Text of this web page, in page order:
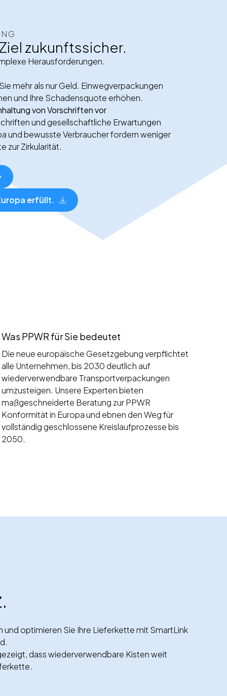
zukunftssicher.
Herausforderungen.
mehr als nur Geld. Einwegverpackungen
und Ihre Schadensquote erhöhen.
von Vorschriften vor
und gesellschaftliche Erwartungen
und bewusste Verbraucher fordern weniger
zur Zirkularität.
erfüllt.
Was PPWR für Sie bedeutet
Die neue europäische Gesetzgebung verpflichtet
alle Unternehmen, bis 2030 deutlich auf
wiederverwendbare Transportverpackungen
umzusteigen. Unsere Experten bieten
maßgeschneiderte Beratung zur PPWR
Konformität in Europa und ebnen den Weg für
vollständig geschlossene Kreislaufprozesse bis
2050.
und optimieren Sie Ihre Lieferkette mit SmartLink
dass wiederverwendbare Kisten weit